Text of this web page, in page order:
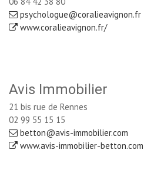
psychologue@coralieavignon.fr
www.coralieavignon.fr/
Avis Immobilier
21 bis rue de Rennes
02 99 55 15 15
betton@avis-immobilier.com
www.avis-immobilier-betton.com